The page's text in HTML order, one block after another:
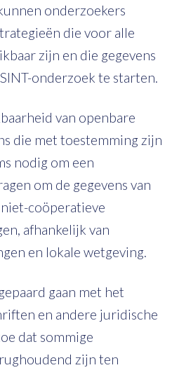
onderzoekers
die voor alle
zijn en die gegevens
onderzoek te starten.
van openbare
die met toestemming zijn
nodig om een
om de gegevens van
coöperatieve
afhankelijk van
en lokale wetgeving.
gaan met het
en andere juridische
dat sommige
zijn ten